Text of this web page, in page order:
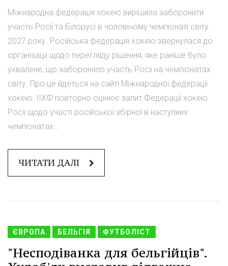
Міжнародна федерація хокею вирішила заборонити
участь Росії та Білорусі в чоловічому чемпіонаті світу
2027 року. Російська федерація хокею звернулася до
організації щодо перегляду рішення, яке раніше було
ухвалене, що забороняло участь Росії на чемпіонатах
світу. Про це йдеться на сайті Міжнародної федерації
хокею. ІІХФ повторно оцінює запит Федерації хокею
Росії щодо участі російської збірної в наступних
чемпіонатах...
ЧИТАТИ ДАЛІ
ЄВРОПА БЕЛЬГІЯ ФУТБОЛІСТ
"Несподіванка для бельгійців".